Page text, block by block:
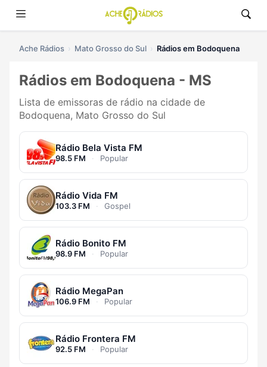
Ache Rádios Mato Grosso do Sul Rádios em Bodoquena
Rádios em Bodoquena - MS
Lista de emissoras de rádio na cidade de
Bodoquena, Mato Grosso do Sul
Rádio Bela Vista FM
98.5 FM · Popular
Rádio Vida FM
103.3 FM · Gospel
Rádio Bonito FM
98.9 FM · Popular
Rádio MegaPan
106.9 FM · Popular
Rádio Frontera FM
92.5 FM · Popular